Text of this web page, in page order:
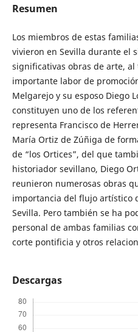
Resumen
Los miembros de estas
vivieron en Sevilla durante el
significativas obras de arte,
importante labor de
Melgarejo y su esposo Diego
constituyen uno de los
representa Francisco de
María Ortiz de Zúñiga de
de “los Ortices”, del que
historiador sevillano, Diego
reunieron numerosas obras
importancia del flujo artístico
Sevilla. Pero también se ha
personal de ambas familias
corte pontificia y otros
Descargas